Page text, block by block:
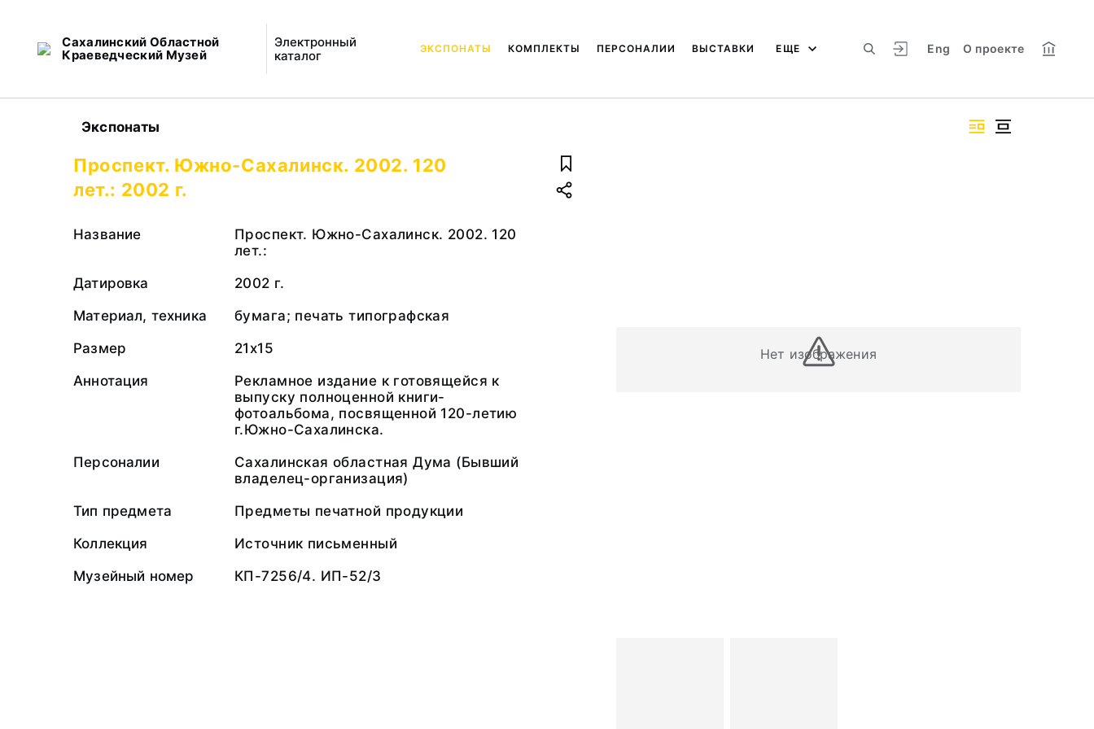
Сахалинский Областной
Краеведческий Музей
Электронный
каталог
Eng О проекте
ЭКСПОНАТЫ КОМПЛЕКТЫ ПЕРСОНАЛИИ ВЫСТАВКИ ЕЩЕ
Экспонаты
Нет изображения
Проспект. Южно-Сахалинск. 2002. 120
лет.: 2002 г.
Название
Проспект. Южно-Сахалинск. 2002. 120
лет.:
Датировка
2002 г.
Материал, техника
бумага; печать типографская
Размер
21х15
Аннотация
Рекламное издание к готовящейся к
выпуску полноценной книги-
фотоальбома, посвященной 120-летию
г.Южно-Сахалинска.
Персоналии
Сахалинская областная Дума (Бывший
владелец-организация)
Тип предмета
Предметы печатной продукции
Коллекция
Источник письменный
Музейный номер
КП-7256/4. ИП-52/3